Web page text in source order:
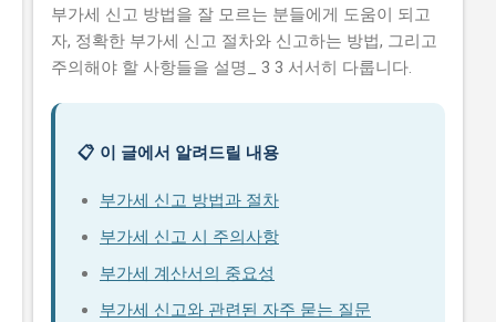
부가세 신고 방법을 잘 모르는 분들에게 도움이 되고
자, 정확한 부가세 신고 절차와 신고하는 방법, 그리고
주의해야 할 사항들을 설명_ 3 3 서서히 다룹니다.
📋 이 글에서 알려드릴 내용
부가세 신고 방법과 절차
부가세 신고 시 주의사항
부가세 계산서의 중요성
부가세 신고와 관련된 자주 묻는 질문